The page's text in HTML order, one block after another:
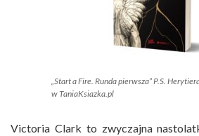
„Start a Fire. Runda pierwsza” P.S.
w TaniaKsiazka.pl
Victoria Clark to zwyczajna